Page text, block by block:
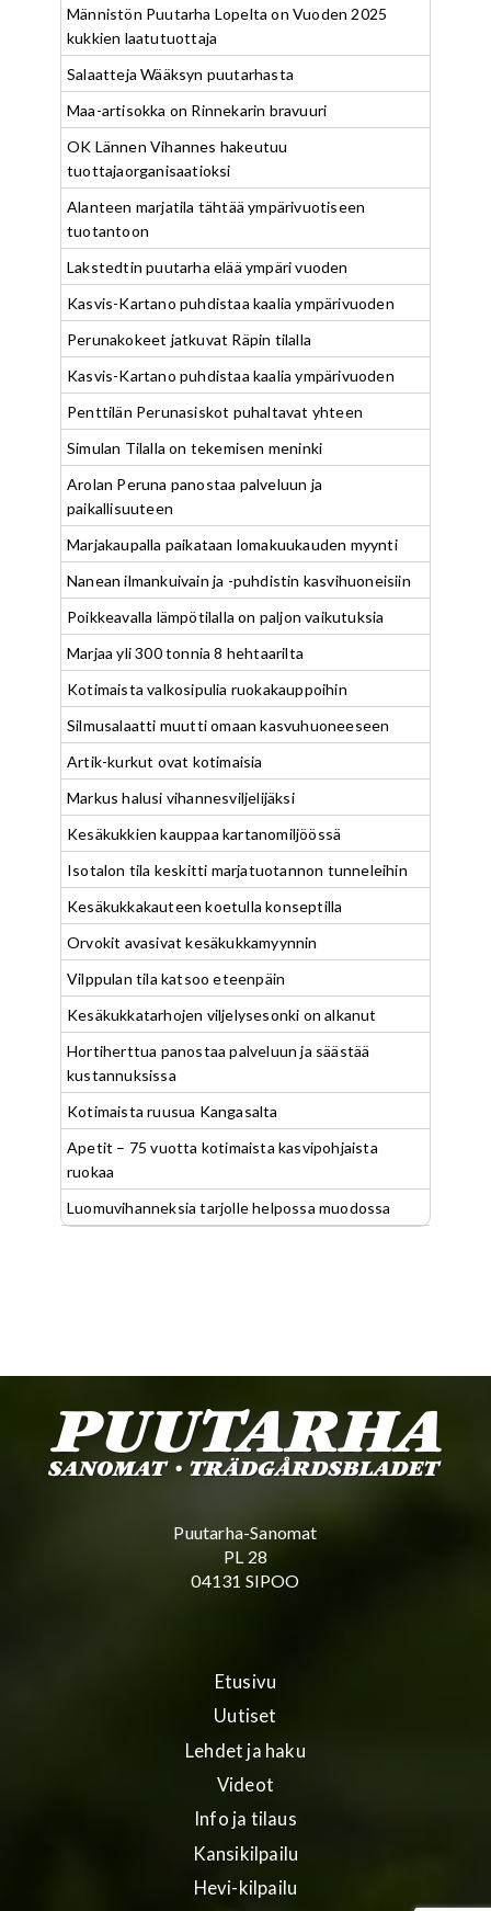
Männistön Puutarha Lopelta on Vuoden 2025
kukkien laatutuottaja
Salaatteja Wääksyn puutarhasta
Maa-artisokka on Rinnekarin bravuuri
OK Lännen Vihannes hakeutuu
tuottajaorganisaatioksi
Alanteen marjatila tähtää ympärivuotiseen
tuotantoon
Lakstedtin puutarha elää ympäri vuoden
Kasvis-Kartano puhdistaa kaalia ympärivuoden
Perunakokeet jatkuvat Räpin tilalla
Kasvis-Kartano puhdistaa kaalia ympärivuoden
Penttilän Perunasiskot puhaltavat yhteen
Simulan Tilalla on tekemisen meninki
Arolan Peruna panostaa palveluun ja
paikallisuuteen
Marjakaupalla paikataan lomakuukauden myynti
Nanean ilmankuivain ja -puhdistin kasvihuoneisiin
Poikkeavalla lämpötilalla on paljon vaikutuksia
Marjaa yli 300 tonnia 8 hehtaarilta
Kotimaista valkosipulia ruokakauppoihin
Silmusalaatti muutti omaan kasvuhuoneeseen
Artik-kurkut ovat kotimaisia
Markus halusi vihannesviljelijäksi
Kesäkukkien kauppaa kartanomiljöössä
Isotalon tila keskitti marjatuotannon tunneleihin
Kesäkukkakauteen koetulla konseptilla
Orvokit avasivat kesäkukkamyynnin
Vilppulan tila katsoo eteenpäin
Kesäkukkatarhojen viljelysesonki on alkanut
Hortiherttua panostaa palveluun ja säästää
kustannuksissa
Kotimaista ruusua Kangasalta
Apetit – 75 vuotta kotimaista kasvipohjaista
ruokaa
Luomuvihanneksia tarjolle helpossa muodossa
Puutarha-Sanomat
PL 28
04131 SIPOO
Etusivu
Uutiset
Lehdet ja haku
Videot
Info ja tilaus
Kansikilpailu
Hevi-kilpailu